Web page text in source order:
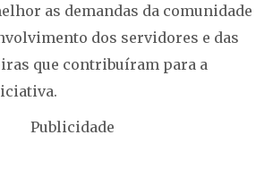
as demandas da comunidade
dos servidores e das
que contribuíram para a
Publicidade